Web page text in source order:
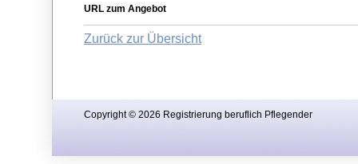
URL zum Angebot
Zurück zur Übersicht
Copyright © 2026 Registrierung beruflich Pflegender